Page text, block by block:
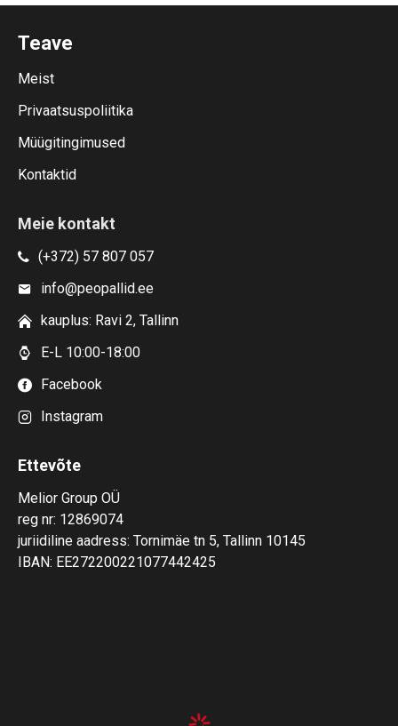
Teave
Meist
Privaatsuspoliitika
Müügitingimused
Kontaktid
Meie kontakt
(+372) 57 807 057
info@peopallid.ee
kauplus: Ravi 2, Tallinn
E-L 10:00-18:00
Facebook
Instagram
Ettevõte
Melior Group OÜ
reg nr: 12869074
juriidiline aadress: Tornimäe tn 5, Tallinn 10145
IBAN: EE272200221077442425